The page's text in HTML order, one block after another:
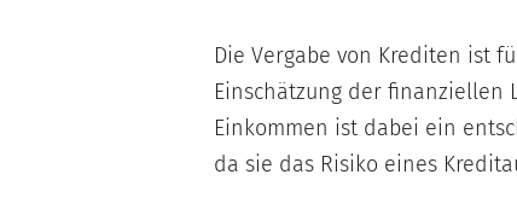
Die Vergabe von Krediten ist
Einschätzung der finanziellen
Einkommen ist dabei ein
da sie das Risiko eines